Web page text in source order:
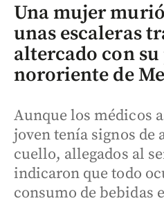
Una mujer
unas escaleras
altercado con
nororiente de
Aunque los médicos
joven tenía signos de
cuello, allegados al
indicaron que todo
consumo de bebidas